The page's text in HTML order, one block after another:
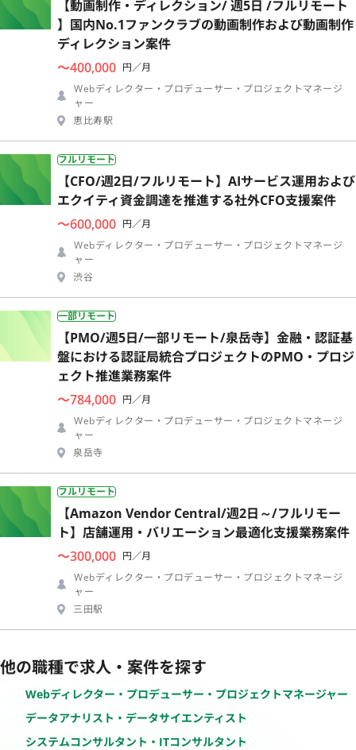
【動画制作・ディレクション/ 週5日 /フルリモート
】国内No.1ファンクラブの動画制作および動画制作
ディレクション案件
〜400,000 円／月
Webディレクター・プロデューサー・プロジェクトマネージ
ャー
恵比寿駅
フルリモート
【CFO/週2日/フルリモート】AIサービス運用および
エクイティ資金調達を推進する社外CFO支援案件
〜600,000 円／月
Webディレクター・プロデューサー・プロジェクトマネージ
ャー
渋谷
一部リモート
【PMO/週5日/一部リモート/泉岳寺】金融・認証基
盤における認証局統合プロジェクトのPMO・プロジ
ェクト推進業務案件
〜784,000 円／月
Webディレクター・プロデューサー・プロジェクトマネージ
ャー
泉岳寺
フルリモート
【Amazon Vendor Central/週2日～/フルリモー
ト】店舗運用・バリエーション最適化支援業務案件
〜300,000 円／月
Webディレクター・プロデューサー・プロジェクトマネージ
ャー
三田駅
他の職種で求人・案件を探す
Webディレクター・プロデューサー・プロジェクトマネージャー
データアナリスト・データサイエンティスト
システムコンサルタント・ITコンサルタント